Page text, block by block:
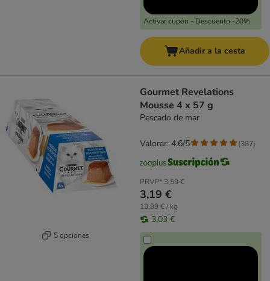
Activar cupón - Descuento -20%
Añadir a la cesta
5 opciones
Gourmet Revelations
Mousse 4 x 57 g
Pescado de mar
PRVP* 3,59 €
3,19 €
13,99 € / kg
3,03 €
Valorar: 4.6/5 (387)